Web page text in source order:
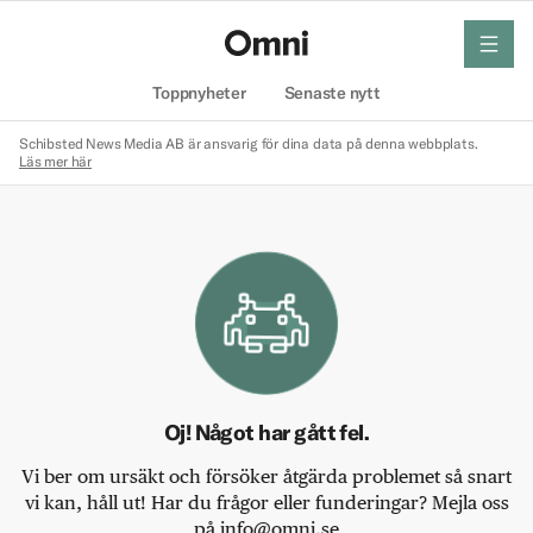
Toppnyheter Senaste nytt
meny
Schibsted News Media AB är ansvarig för dina data på denna webbplats.
Läs mer här
Oj! Något har gått fel.
Vi ber om ursäkt och försöker åtgärda problemet så snart
vi kan, håll ut! Har du frågor eller funderingar? Mejla oss